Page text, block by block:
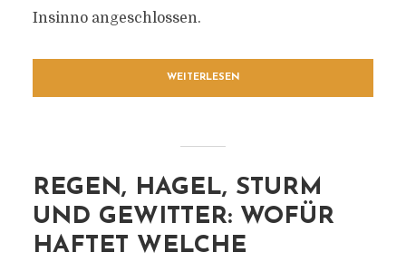
Insinno angeschlossen.
WEITERLESEN
REGEN, HAGEL, STURM
UND GEWITTER: WOFÜR
HAFTET WELCHE